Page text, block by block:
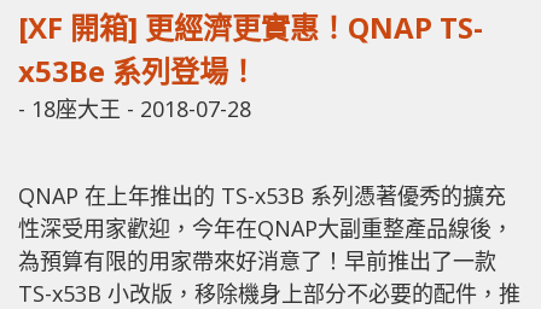
[XF 開箱] 更經濟更實惠！QNAP TS-
x53Be 系列登場！
- 18座大王 - 2018-07-28
QNAP 在上年推出的 TS-x53B 系列憑著優秀的擴充
性深受用家歡迎，今年在QNAP大副重整產品線後，
為預算有限的用家帶來好消意了！早前推出了一款
TS-x53B 小改版，移除機身上部分不必要的配件，推